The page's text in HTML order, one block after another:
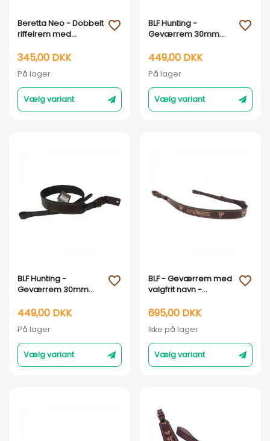
Vis her
Beretta Neo - Dobbelt
riffelrem med
345,00 DKK
På lager
Vælg variant
favorite_outline
BLF Hunting -
Geværrem 30mm
SORT
449,00 DKK
På lager
Vælg variant
favorite_outline
BLF Hunting -
Geværrem 30mm
Brun
449,00 DKK
På lager
Vælg variant
favorite_outline
BLF - Geværrem med
valgfrit navn -
læder
695,00 DKK
Ikke på lager
Vælg variant
favorite_outline